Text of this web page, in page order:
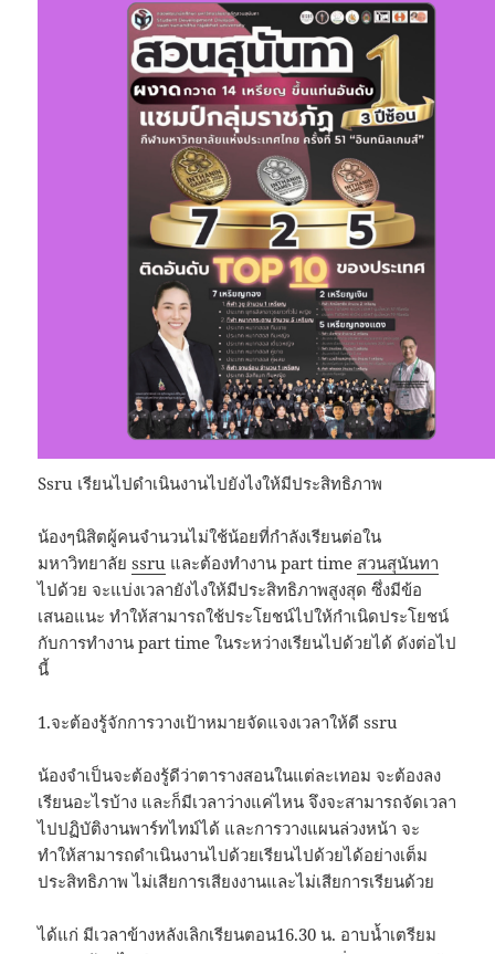
Ssru เรียนไปดำเนินงานไปยังไงให้มีประสิทธิภาพ
น้องๆนิสิตผู้คนจำนวนไม่ใช้น้อยที่กำลังเรียนต่อใน
มหาวิทยาลัยssru และต้องทำงาน part time สวนสุนันทา
ไปด้วย จะแบ่งเวลายังไงให้มีประสิทธิภาพสูงสุด ซึ่งมีข้อ
เสนอแนะ ทำให้สามารถใช้ประโยชน์ไปให้กำเนิดประโยชน์
กับการทำงาน part time ในระหว่างเรียนไปด้วยได้ ดังต่อไป
นี้
1.จะต้องรู้จักการวางเป้าหมายจัดแจงเวลาให้ดี ssru
น้องจำเป็นจะต้องรู้ดีว่าตารางสอนในแต่ละเทอม จะต้องลง
เรียนอะไรบ้าง และก็มีเวลาว่างแค่ไหน จึงจะสามารถจัดเวลา
ไปปฏิบัติงานพาร์ทไทม์ได้ และการวางแผนล่วงหน้า จะ
ทำให้สามารถดำเนินงานไปด้วยเรียนไปด้วยได้อย่างเต็ม
ประสิทธิภาพ ไม่เสียการเสียงงานและไม่เสียการเรียนด้วย
ได้แก่ มีเวลาข้างหลังเลิกเรียนตอน16.30 น. อาบน้ำเตรียม